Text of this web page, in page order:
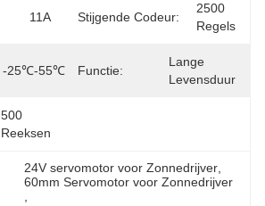
11A Stijgende Codeur:
2500
Regels
-25℃-55℃ Functie:
Lange
Levensduur
500
Reeksen
24V servomotor voor Zonnedrijver
60mm Servomotor voor Zonnedrijver